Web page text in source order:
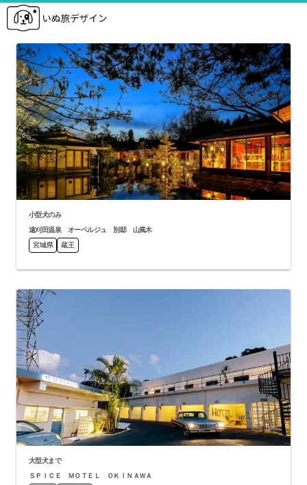
小型犬のみ
遠刈田温泉 オーベルジュ 別邸 山風木
宮城県
蔵王
大型犬まで
ＳＰＩＣＥ ＭＯＴＥＬ ＯＫＩＮＡＷＡ